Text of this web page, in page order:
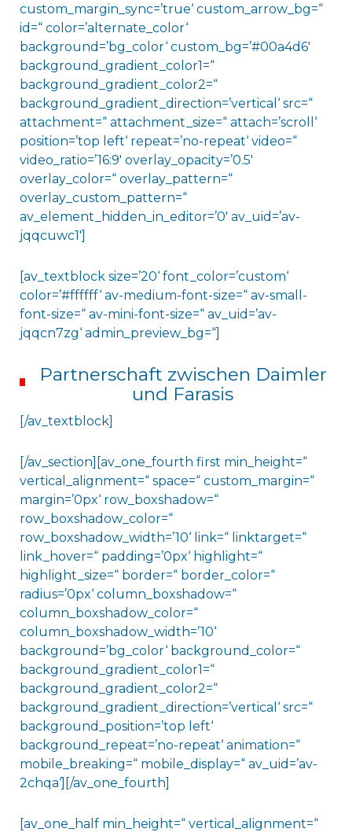
custom_margin_sync=’true‘ custom_arrow_bg=“
id=“ color=’alternate_color‘
background=’bg_color‘ custom_bg=’#00a4d6′
background_gradient_color1=“
background_gradient_color2=“
background_gradient_direction=’vertical‘ src=“
attachment=“ attachment_size=“ attach=’scroll‘
position=’top left‘ repeat=’no-repeat‘ video=“
video_ratio=’16:9′ overlay_opacity=’0.5′
overlay_color=“ overlay_pattern=“
overlay_custom_pattern=“
av_element_hidden_in_editor=’0′ av_uid=’av-
jqqcuwc1′]
[av_textblock size=’20‘ font_color=’custom‘
color=’#ffffff‘ av-medium-font-size=“ av-small-
font-size=“ av-mini-font-size=“ av_uid=’av-
jqqcn7zg‘ admin_preview_bg=“]
Partnerschaft zwischen Daimler
und Farasis
[/av_textblock]
[/av_section][av_one_fourth first min_height=“
vertical_alignment=“ space=“ custom_margin=“
margin=’0px‘ row_boxshadow=“
row_boxshadow_color=“
row_boxshadow_width=’10‘ link=“ linktarget=“
link_hover=“ padding=’0px‘ highlight=“
highlight_size=“ border=“ border_color=“
radius=’0px‘ column_boxshadow=“
column_boxshadow_color=“
column_boxshadow_width=’10‘
background=’bg_color‘ background_color=“
background_gradient_color1=“
background_gradient_color2=“
background_gradient_direction=’vertical‘ src=“
background_position=’top left‘
background_repeat=’no-repeat‘ animation=“
mobile_breaking=“ mobile_display=“ av_uid=’av-
2chqa‘][/av_one_fourth]
[av_one_half min_height=“ vertical_alignment=“